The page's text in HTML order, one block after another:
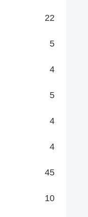
22
5
4
5
4
4
45
10